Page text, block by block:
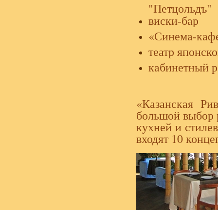
"Петцольдъ"
виски-бар
«Синема-
театр
кабинетный
«Казанская
большой выбор
кухней и
входят 10